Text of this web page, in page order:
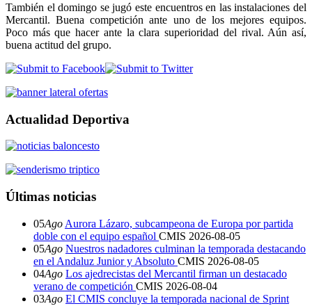
También el domingo se jugó este encuentros en las instalaciones del
Mercantil. Buena competición ante uno de los mejores equipos.
Poco más que hacer ante la clara superioridad del rival. Aún así,
buena actitud del grupo.
Actualidad Deportiva
Últimas noticias
05Ago Aurora Lázaro, subcampeona de Europa por partida
doble con el equipo español CMIS 2026-08-05
05Ago Nuestros nadadores culminan la temporada destacando
en el Andaluz Junior y Absoluto CMIS 2026-08-05
04Ago Los ajedrecistas del Mercantil firman un destacado
verano de competición CMIS 2026-08-04
03Ago El CMIS concluye la temporada nacional de Sprint